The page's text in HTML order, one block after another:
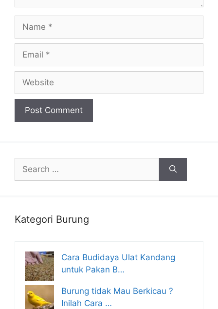
for:
Kategori Burung
Cara Budidaya Ulat Kandang
untuk Pakan B…
Burung tidak Mau Berkicau ?
Inilah Cara …